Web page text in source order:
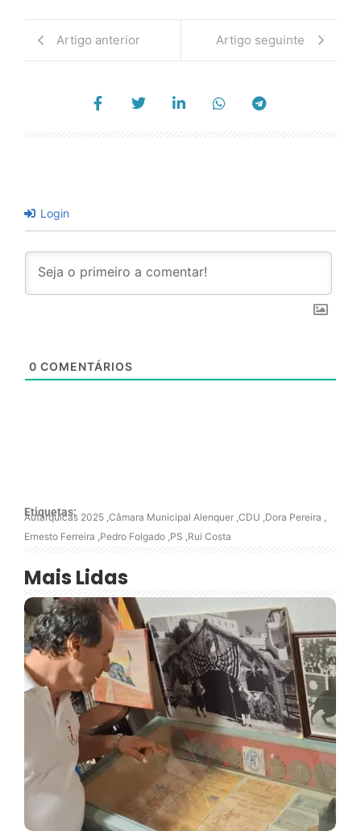
Artigo anterior Artigo seguinte
Login
0 COMENTÁRIOS
Etiquetas:
Autárquicas 2025 ,Câmara Municipal Alenquer ,CDU ,Dora Pereira ,
Ernesto Ferreira ,Pedro Folgado ,PS ,Rui Costa
Mais Lidas